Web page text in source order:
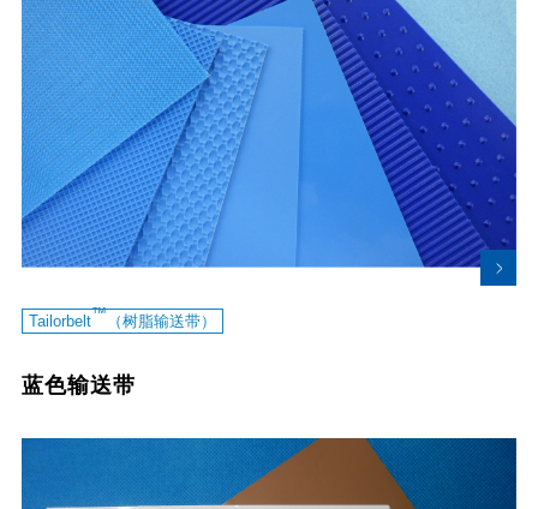
Tailorbelt™ （树脂输送带）
蓝色输送带